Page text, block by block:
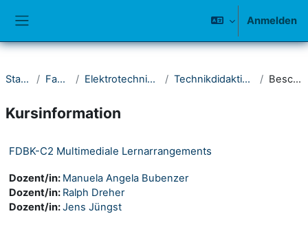
Anmelden
Startseite Fakultät IV Elektrotechnik und Informatik Technikdidaktik am Berufkolleg Beschreibung
Kursinformation
FDBK-C2 Multimediale Lernarrangements
Dozent/in: Manuela Angela Bubenzer
Dozent/in: Ralph Dreher
Dozent/in:Jens Jüngst